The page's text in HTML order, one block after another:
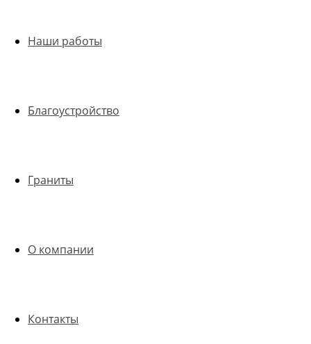
Наши работы
Благоустройство
Граниты
О компании
Контакты